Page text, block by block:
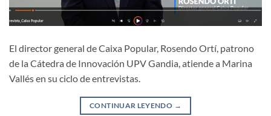
El director general de Caixa Popular, Rosendo Ortí, patrono
de la Cátedra de Innovación UPV Gandia, atiende a Marina
Vallés en su ciclo de entrevistas.
CONTINUAR LEYENDO →